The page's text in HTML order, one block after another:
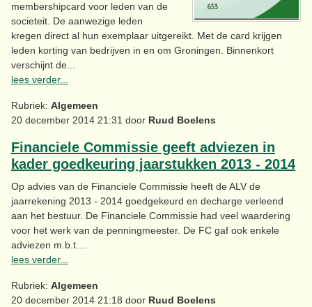
membershipcard voor leden van de
societeit. De aanwezige leden
kregen direct al hun exemplaar uitgereikt. Met de card krijgen
leden korting van bedrijven in en om Groningen. Binnenkort
verschijnt de...
lees verder...
Rubriek: Algemeen
20 december 2014 21:31 door Ruud Boelens
Financiele Commissie geeft adviezen in
kader goedkeuring jaarstukken 2013 - 2014
Op advies van de Financiele Commissie heeft de ALV de
jaarrekening 2013 - 2014 goedgekeurd en decharge verleend
aan het bestuur. De Financiele Commissie had veel waardering
voor het werk van de penningmeester. De FC gaf ook enkele
adviezen m.b.t....
lees verder...
Rubriek: Algemeen
20 december 2014 21:18 door Ruud Boelens